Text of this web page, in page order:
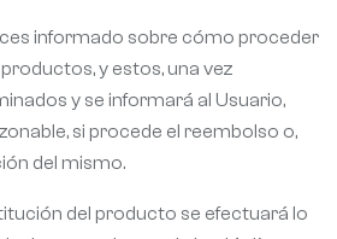
informado sobre cómo proceder
y estos, una vez
y se informará al Usuario,
si procede el reembolso o,
del mismo.
del producto se efectuará lo